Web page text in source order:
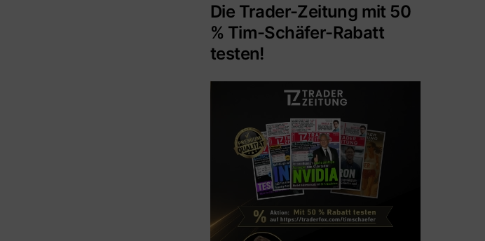
Die Trader-Zeitung mit 50
% Tim-Schäfer-Rabatt
testen!